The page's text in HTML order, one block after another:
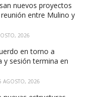
nuevos proyectos
entre Mulino y
2026
en torno a
y sesión termina en
AGOSTO, 2026